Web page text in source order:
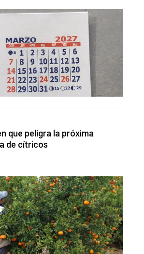
que peligra la próxima
de cítricos